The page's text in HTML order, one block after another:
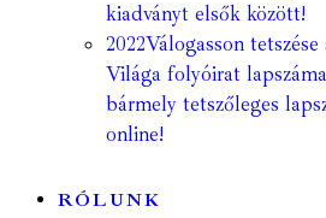
kiadványt elsők között!
2022Válogasson
Világa folyóirat
bármely tetszőleges
online!
RÓLUNK